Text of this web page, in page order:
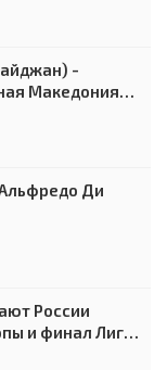
-
Македония) -
Ди
России
и финал Лиги